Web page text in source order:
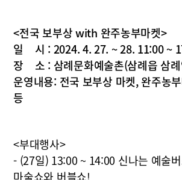
<전국 보부상 with 완주농부마켓>
일 시 : 2024. 4. 27. ~ 28. 11:00 ~
장 소 : 삼례문화예술촌(삼례읍 삼
운영내용: 전국 보부상 마켓, 완주농
등
<부대행사>
- (27일) 13:00 ~ 14:00 신나는 예술